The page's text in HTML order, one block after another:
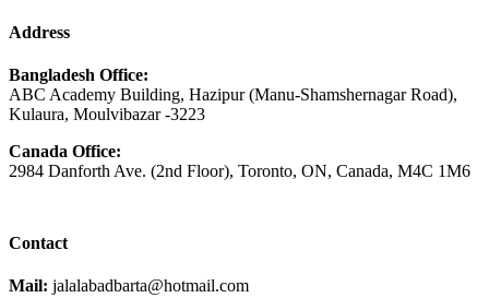
Address
Bangladesh Office:
ABC Academy Building, Hazipur (Manu-Shamshernagar Road),
Kulaura, Moulvibazar -3223
Canada Office:
2984 Danforth Ave. (2nd Floor), Toronto, ON, Canada, M4C 1M6
Contact
Mail: jalalabadbarta@hotmail.com